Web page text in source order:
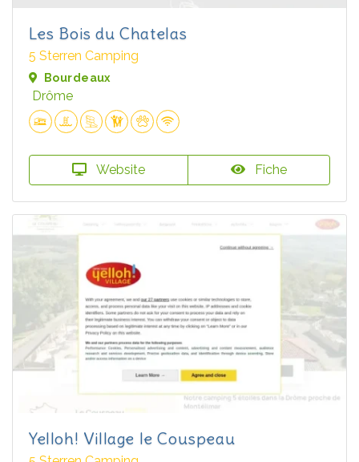
Les Bois du Chatelas
5 Sterren Camping
Bourdeaux
Drôme
Website Fiche
Yelloh! Village le Couspeau